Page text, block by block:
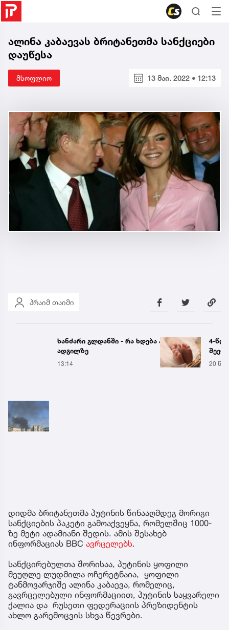
ალინა კაბაევას ბრიტანეთმა სანქციები
დაუწესა
მსოფლიო 13 მაი. 2022 • 12:13
პრაიმ თაიმი
ხანძარი გლდანში - რა ხდება ამ წუთებში
ადგილზე
13:14
4-
20
დიდმა ბრიტანეთმა პუტინის წინააღმდეგ მორიგი
სანქციების პაკეტი გამოაქვეყნა, რომელშიც 1000-
ზე მეტი ადამიანი შედის. ამის შესახებ
ინფორმაციას BBC ავრცელებს.
სანქცირებულთა შორისაა, პუტინის ყოფილი
მეუღლე ლუდმილა ოჩერეტნაია, ყოფილი
ტანმოვარჯიშე ალინა კაბაევა, რომელიც,
გავრცელებული ინფორმაციით, პუტინის საყვარელი
ქალია და რუსეთი ფედერაციის პრეზიდენტის
ახლო გარემოცვის სხვა წევრები.